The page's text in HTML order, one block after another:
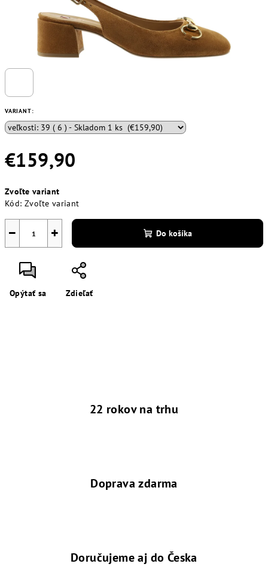
VARIANT:
€159,90
cena:
Zvoľte variant
Kód: Zvoľte variant
+
− Do košíka
Opýtať sa Zdieľať
22 rokov na trhu
Doprava zdarma
Doručujeme aj do Česka